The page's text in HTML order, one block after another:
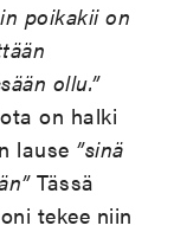
poikakii on
ollu.”
on halki
lause ”sinä
Tässä
tekee niin